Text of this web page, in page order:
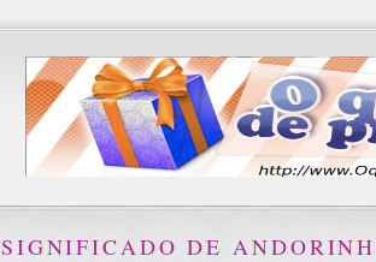
SIGNIFICADO DE